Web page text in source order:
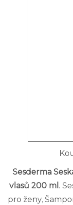
Sesderma
vlasů 200 ml .
pro ženy,